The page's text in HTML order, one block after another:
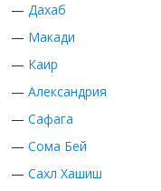
— Дахаб
— Макади
— Каир
— Александрия
— Сафага
— Сома Бей
— Сахл Хашиш